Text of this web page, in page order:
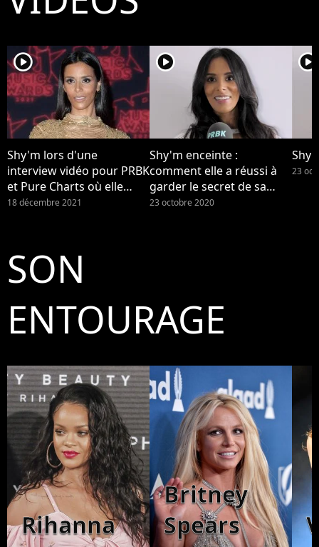
player2
Shy'm lors d'une
interview vidéo pour PRBK
et Pure Charts où elle
nous parlait de sa
maintenant confiée à LCI
sur son bébé et sur la
compliqué et fatiguant".
18 décembre 2021
player2
Shy'm enceinte :
comment elle a réussi à
garder le secret de sa
grossesse (Interview)
23 octobre 2020
player2
23
SON
ENTOURAGE
Rihanna
Britney
Spears